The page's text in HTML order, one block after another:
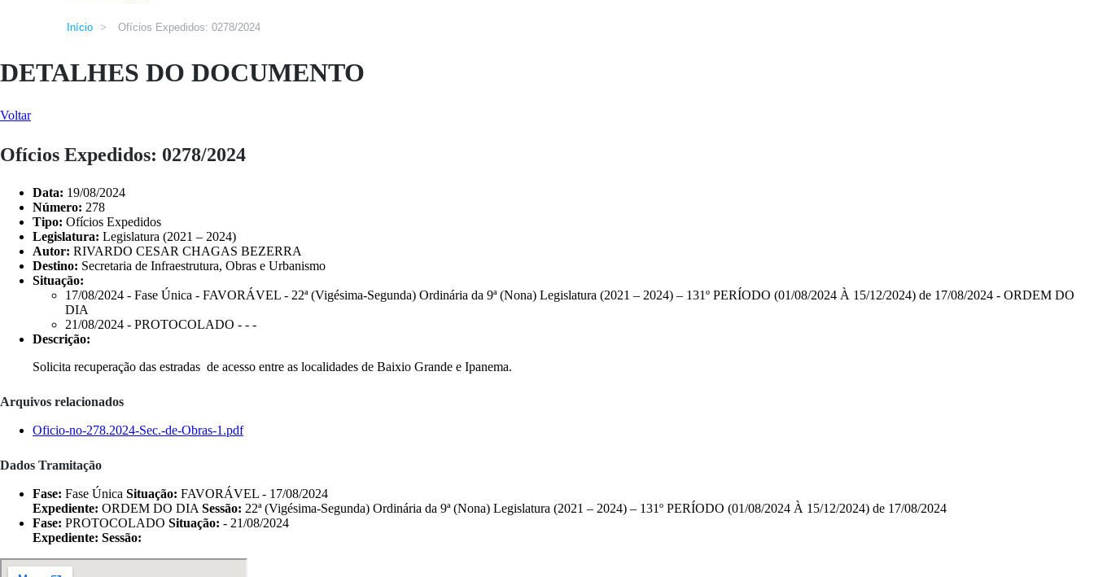
Início > Ofícios Expedidos: 0278/2024
DETALHES DO DOCUMENTO
Voltar
Ofícios Expedidos: 0278/2024
Data: 19/08/2024
Número: 278
Tipo: Ofícios Expedidos
Legislatura: Legislatura (2021 – 2024)
Autor: RIVARDO CESAR CHAGAS BEZERRA
Destino: Secretaria de Infraestrutura, Obras e Urbanismo
Situação:
17/08/2024 - Fase Única - FAVORÁVEL - 22ª (Vigésima-Segunda) Ordinária da 9ª (Nona) Legislatura (2021 – 2024) – 131º PERÍODO (01/08/2024 À 15/12/2024) de 17/08/2024 - ORDEM DO
DIA
21/08/2024 - PROTOCOLADO - - -
Descrição:
Solicita recuperação das estradas de acesso entre as localidades de Baixio Grande e Ipanema.
Arquivos relacionados
Oficio-no-278.2024-Sec.-de-Obras-1.pdf
Dados Tramitação
Fase: Fase Única Situação: FAVORÁVEL - 17/08/2024
Expediente: ORDEM DO DIA Sessão: 22ª (Vigésima-Segunda) Ordinária da 9ª (Nona) Legislatura (2021 – 2024) – 131º PERÍODO (01/08/2024 À 15/12/2024) de 17/08/2024
Fase: PROTOCOLADO Situação: - 21/08/2024
Expediente: Sessão: